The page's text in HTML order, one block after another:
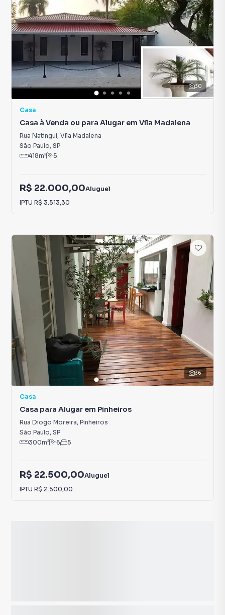
30
Casa
Casa à Venda ou para Alugar em Vila Madalena
Rua Natingui, Vila Madalena
São Paulo, SP
418m² 5
R$ 22.000,00Aluguel
IPTU R$ 3.513,30
36
Casa
Casa para Alugar em Pinheiros
Rua Diogo Moreira, Pinheiros
São Paulo, SP
300m² 6 5
R$ 22.500,00Aluguel
IPTU R$ 2.500,00